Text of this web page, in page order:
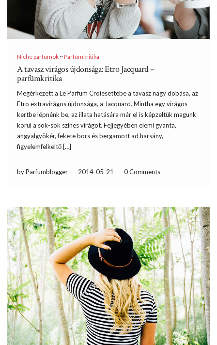
Niche parfümök~Parfümkritika
A tavasz virágos újdonsága: Etro Jacquard –
parfümkritika
Megérkezett a Le Parfum Croiesettebe a tavasz nagy dobása, az
Etro extravirágos újdonsága, a Jacquard. Mintha egy virágos
kertbe lépnénk be, az illata hatására már el is képzeltük magunk
körül a sok-sok színes virágot. Fejjegyében elemi gyanta,
angyalgyökér, fekete bors és bergamott ad harsány,
figyelemfelkeltő […]
by Parfumblogger - 2014-05-21 - 0 Comments